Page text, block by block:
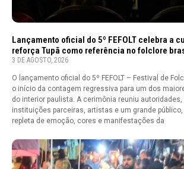
Lançamento oficial do 5º FEFOLT celebra a
reforça Tupã como referência no folclore
3 DE AGOSTO, 2026
O lançamento oficial do 5º FEFOLT – Festival de
o início da contagem regressiva para um dos
do interior paulista. A cerimônia reuniu
instituições parceiras, artistas e um grande
repleta de emoção, cores e manifestações da